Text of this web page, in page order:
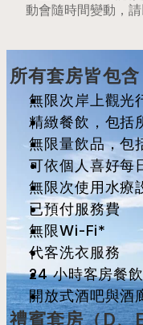
動會隨時間變動，
所有套房皆包含
無限次岸上觀光
精緻餐飲，包括
無限量飲品，包
可依個人喜好每
無限次使用水療
已預付服務費
無限Wi-Fi*
代客洗衣服務
24 小時客房餐
開放式酒吧與酒
禮賓套房（D、